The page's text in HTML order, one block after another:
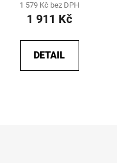
1 579 Kč bez DPH
1 911 Kč
DETAIL